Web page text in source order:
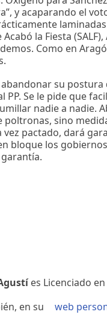
y acaparando el
Acabó la Fiesta
Como en
su postura
PP. Se le pide que
nadie a nadie.
poltronas, sino
vez pactado, dará
bloque los
es Licenciado
en su
web